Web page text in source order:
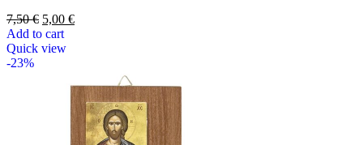
7,50€ 5,00 €
Add to cart
Quick view
-23%